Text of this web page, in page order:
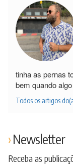
tinha as pernas
bem quando
Todos os artigos
Newsletter
Receba as